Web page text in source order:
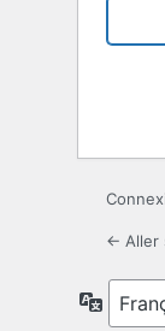
← Aller
Langue